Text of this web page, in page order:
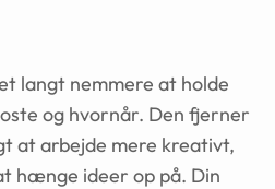
langt nemmere at holde
og hvornår. Den fjerner
at arbejde mere kreativt,
hænge ideer op på. Din